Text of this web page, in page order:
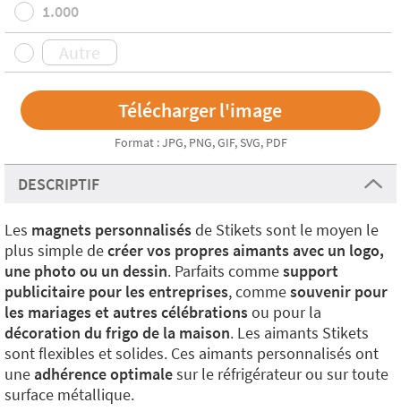
1.000
Format : JPG, PNG, GIF, SVG, PDF
DESCRIPTIF
Les magnets personnalisésde Stikets sont le moyen le
plus simple decréer vos propres aimants avec un logo,
une photo ou un dessin. Parfaits commesupport
publicitaire pour les entreprises, commesouvenir pour
les mariages et autres célébrationsou pour la
décoration du frigo de la maison. Les aimants Stikets
sont flexibles et solides. Ces aimants personnalisés ont
uneadhérence optimalesur le réfrigérateur ou sur toute
surface métallique.